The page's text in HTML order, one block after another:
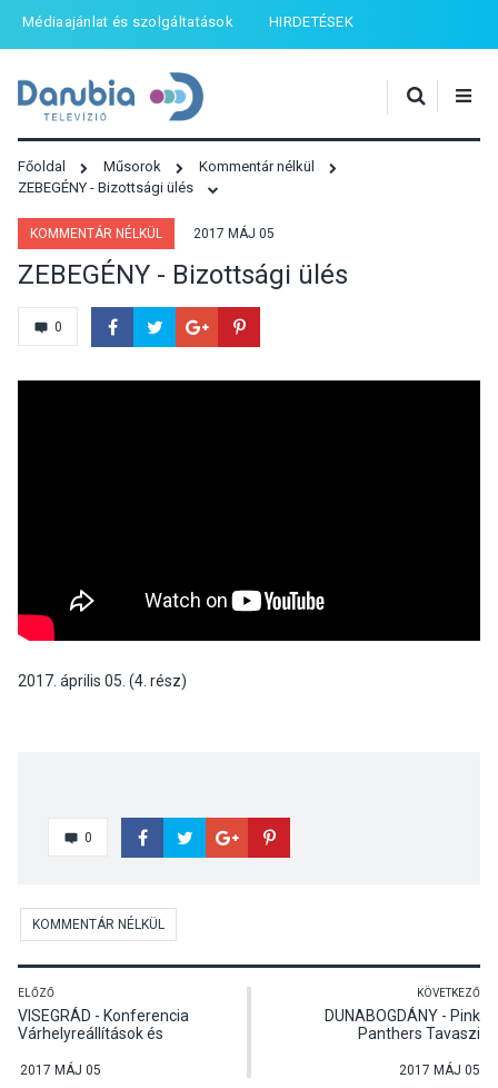
Médiaajánlat és szolgáltatások HIRDETÉSEK
Főoldal Műsorok
Kommentár nélkül
ZEBEGÉNY - Bizottsági ülés
KOMMENTÁR NÉLKÜL 2017 MÁJ 05
ZEBEGÉNY - Bizottsági ülés
0
2017. április 05. (4. rész)
0
KOMMENTÁR NÉLKÜL
ELŐZŐ
VISEGRÁD - Konferencia
Várhelyreállítások és
2017 MÁJ 05
KÖVETKEZŐ
DUNABOGDÁNY - Pink
Panthers Tavaszi
2017 MÁJ 05